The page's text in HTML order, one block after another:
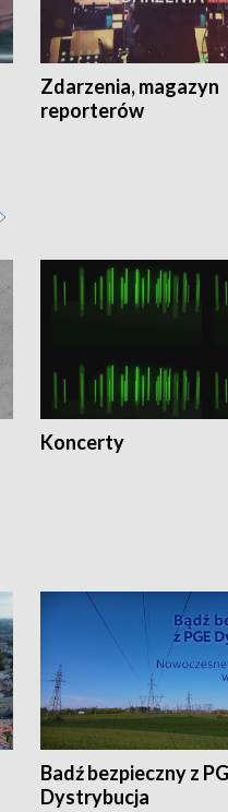
Zdarzenia, magazyn
reporterów
Koncerty
Badź bezpieczny z
Dystrybucja